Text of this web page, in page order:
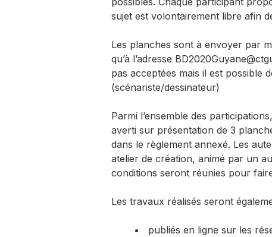
sujet est volontairement libre afin
Les planches sont à envoyer par
qu’à l’adresse
pas acceptées mais il est possible
(scénariste/dessinateur)
Parmi l’ensemble des
averti sur présentation de 3
dans le règlement annexé. Les
atelier de création, animé par un
conditions seront réunies pour
Les travaux réalisés seront
publiés en ligne sur les